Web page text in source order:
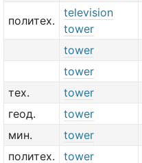
политех.
television
tower
tower
tower
тех.
tower
геод.
tower
мин.
tower
политех.
tower